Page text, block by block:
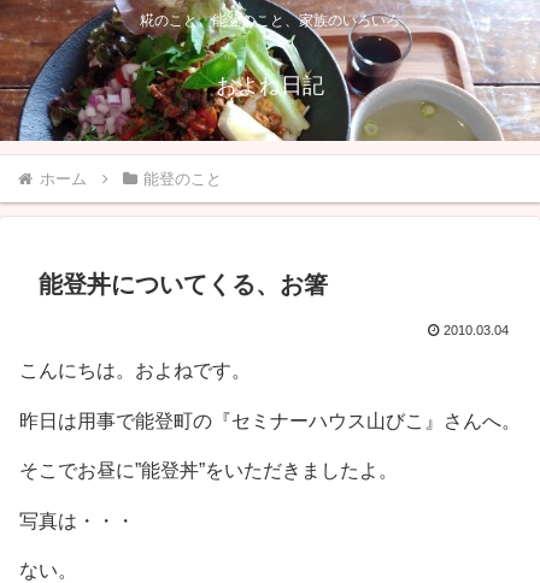
糀のこと、能登のこと、家族のいろいろ
およね日記
ホーム 能登のこと
能登丼についてくる、お箸
2010.03.04
こんにちは。およねです。
昨日は用事で能登町の『セミナーハウス山びこ』さんへ。
そこでお昼に”能登丼”をいただきましたよ。
写真は・・・
ない。